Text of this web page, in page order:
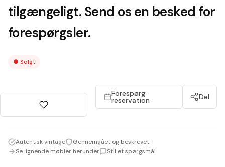
tilgængeligt. Send os en besked for
forespørgsler.
● Solgt
Forespørg
reservation Del
Autentisk vintage
Gennemgået og beskrevet
Se lignende møbler herunder
Stil et spørgsmål